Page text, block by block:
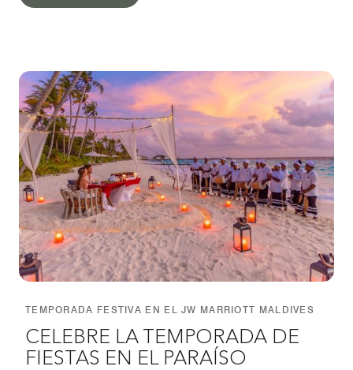
TEMPORADA FESTIVA EN EL JW MARRIOTT MALDIVES
CELEBRE LA TEMPORADA DE
FIESTAS EN EL PARAÍSO